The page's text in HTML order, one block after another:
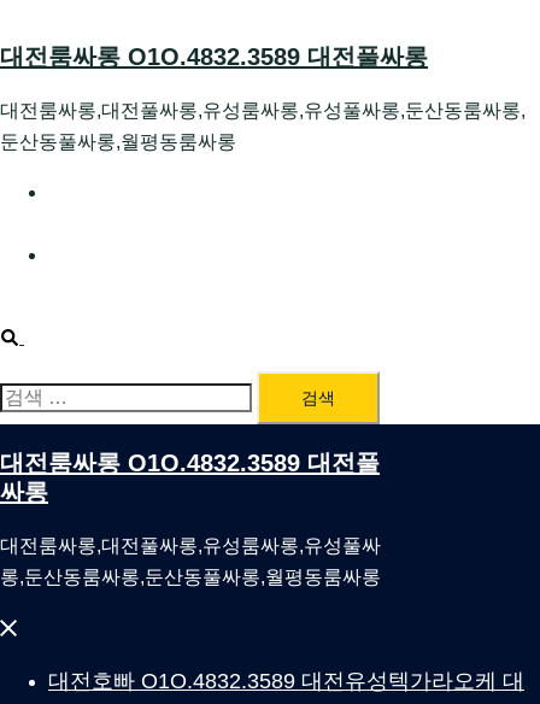
to
대전룸싸롱 O1O.4832.3589 대전풀싸롱
대전룸싸롱,대전풀싸롱,유성룸싸롱,유성풀싸롱,둔산동룸싸롱,
둔산동풀싸롱,월평동룸싸롱
Search
검
색:
대전룸싸롱 O1O.4832.3589 대전풀
싸롱
대전룸싸롱,대전풀싸롱,유성룸싸롱,유성풀싸
롱,둔산동룸싸롱,둔산동풀싸롱,월평동룸싸롱
Close
대전호빠 O1O.4832.3589 대전유성텍가라오케 대